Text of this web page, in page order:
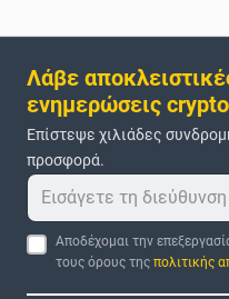
Λάβε
ενημερώσεις crypto
Επίστεψε χιλιάδες
προσφορά.
Αποδέχομαι την
τους όρους τηςπολιτικής